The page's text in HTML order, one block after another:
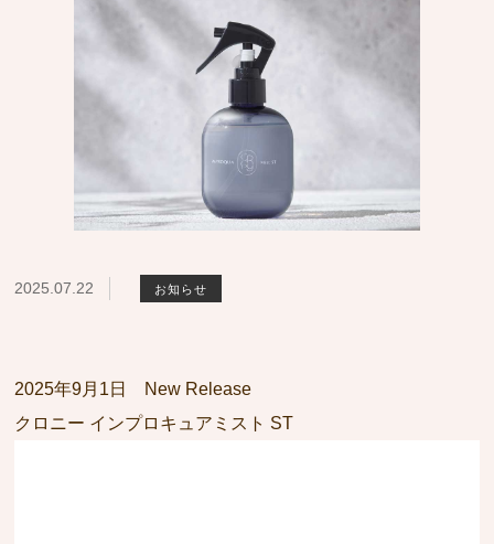
2025.07.22 お知らせ
2025年9月1日 New Release
クロニー インプロキュアミスト ST